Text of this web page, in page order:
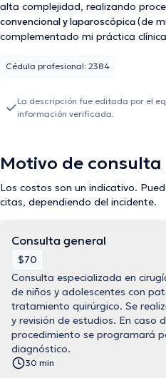
alta complejidad, realizando
convencional y laparoscópica(de
complementado mi práctica
nacional. Mi ejercicio profesional
Cédula profesional: 2384
La descripción fue editada por el
información verificada.
Motivo de consulta
Los costos son un indicativo.
citas, dependiendo del incidente.
Consulta general
$70
Consulta especializada en
de niños y adolescentes con
tratamiento quirúrgico. Se
y revisión de estudios. En caso
procedimiento se programará
diagnóstico.
30 min